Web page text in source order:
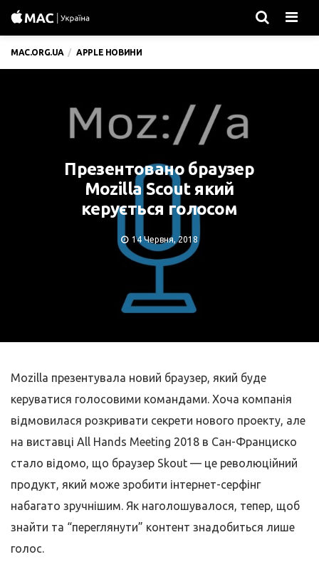
MAC.ORG.UA APPLE НОВИНИ
Презентовано браузер
Mozilla Scout який
керується голосом
14 Червня, 2018
Mozilla презентувала новий браузер, який буде
керуватися голосовими командами. Хоча компанія
відмовилася розкривати секрети нового проекту, але
на виставці All Hands Meeting 2018 в Сан-Франциско
стало відомо, що браузер Skout — це революційний
продукт, який може зробити інтернет-серфінг
набагато зручнішим. Як наголошувалося, тепер, щоб
знайти та “переглянути” контент знадобиться лише
голос.